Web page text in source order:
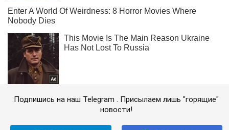
Подпишись на наш Telegram . Присылаем лишь "горящие"
новости!